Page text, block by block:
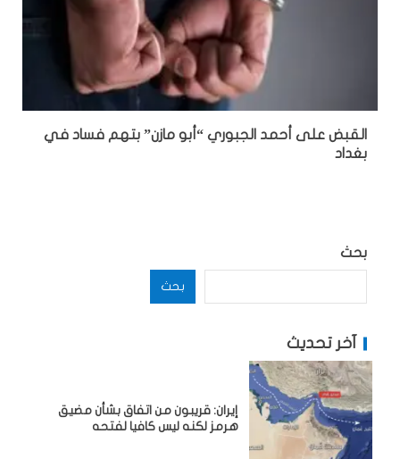
القبض على أحمد الجبوري “أبو مازن” بتهم فساد في
بغداد
بحث
بحث
آخر تحديث
إيران: قريبون من اتفاق بشأن مضيق
هرمز لكنه ليس كافيا لفتحه